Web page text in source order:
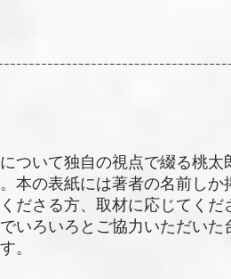
ついて独自の視点で綴る桃太
本の表紙には著者の名前し
ださる方、取材に応じてく
いろいろとご協力いただい
。